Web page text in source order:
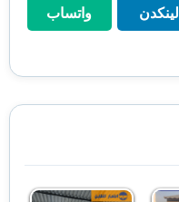
لينكدن
لينكدن
واتساب
واتساب